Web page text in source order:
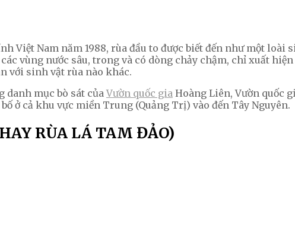
Việt Nam năm 1988, rùa đầu to được biết đến như một loài
các vùng nước sâu, trong và có dòng chảy chậm, chỉ xuất
với sinh vật rùa nào khác.
danh mục bò sát củaVườn quốc gia Hoàng Liên, Vườn quốc
ở cả khu vực miền Trung (Quảng Trị) vào đến Tây Nguyên.
RÙA LÁ TAM ĐẢO)